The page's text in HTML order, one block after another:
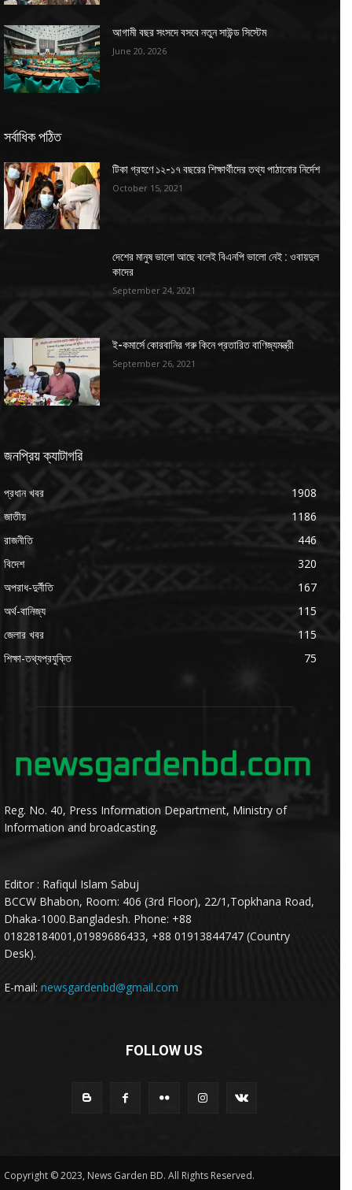
আগামী বছর সংসদে বসবে নতুন সাউন্ড সিস্টেম
June 20, 2026
সর্বাধিক পঠিত
টিকা গ্রহণে ১২-১৭ বছরের শিক্ষার্থীদের তথ্য পাঠানোর নির্দেশ
October 15, 2021
দেশের মানুষ ভালো আছে বলেই বিএনপি ভালো নেই : ওবায়দুল
কাদের
September 24, 2021
ই-কমার্সে কোরবানির গরু কিনে প্রতারিত বাণিজ্যমন্ত্রী
September 26, 2021
জনপ্রিয় ক্যাটাগরি
প্রধান খবর
1908
জাতীয়
1186
রাজনীতি
446
বিদেশ
320
অপরাধ-দুর্নীতি
167
অর্থ-বানিজ্য
115
জেলার খবর
115
শিক্ষা-তথ্যপ্রযুক্তি
75
Reg. No. 40, Press Information Department, Ministry of
Information and broadcasting.
Editor : Rafiqul Islam Sabuj
BCCW Bhabon, Room: 406 (3rd Floor), 22/1,Topkhana Road,
Dhaka-1000.Bangladesh. Phone: +88
01828184001,01989686433, +88 01913844747 (Country
Desk).
E-mail: newsgardenbd@gmail.com
FOLLOW US
Copyright © 2023, News Garden BD. All Rights Reserved.